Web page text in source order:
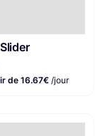
de 16.67€/jour